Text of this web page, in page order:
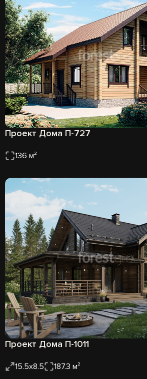
Проект Дома П-727
136 м²
Проект Дома П-1011
15.5x8.5 187.3 м²